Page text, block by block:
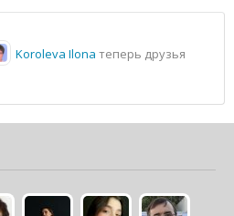
Koroleva Ilona теперь друзья